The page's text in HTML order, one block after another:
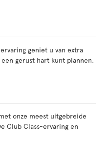
geniet u van extra
gerust hart kunt plannen.
onze meest uitgebreide
Club Class-ervaring en